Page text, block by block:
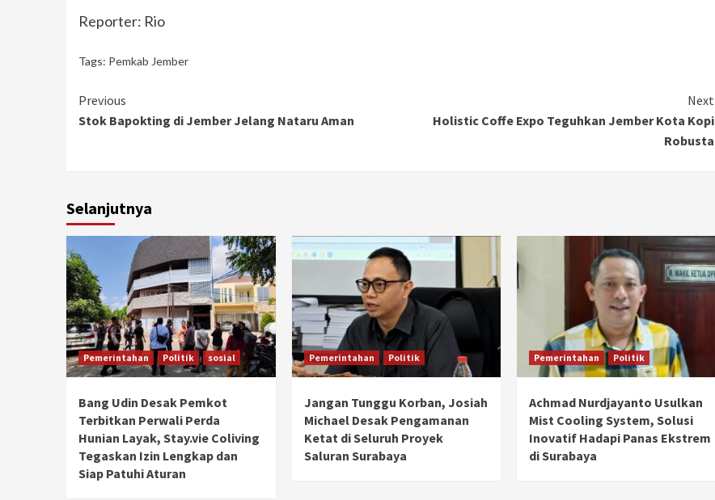
Reporter: Rio
Tags: Pemkab Jember
Continue
Reading
Previous
Stok Bapokting di Jember Jelang Nataru Aman
Next
Holistic Coffe Expo Teguhkan Jember Kota Kopi
Robusta
Selanjutnya
Pemerintahan Politik sosial
Bang Udin Desak Pemkot
Terbitkan Perwali Perda
Hunian Layak, Stay.vie Coliving
Tegaskan Izin Lengkap dan
Siap Patuhi Aturan
Pemerintahan Politik
Jangan Tunggu Korban, Josiah
Michael Desak Pengamanan
Ketat di Seluruh Proyek
Saluran Surabaya
Pemerintahan Politik
Achmad Nurdjayanto Usulkan
Mist Cooling System, Solusi
Inovatif Hadapi Panas Ekstrem
di Surabaya